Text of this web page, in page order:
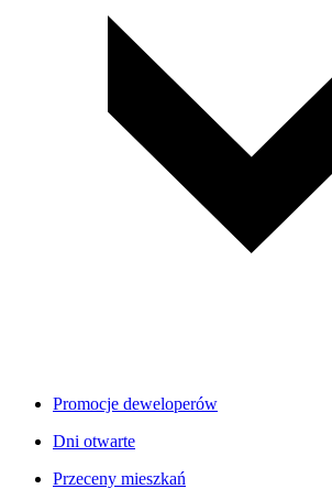
Promocje deweloperów
Dni otwarte
Przeceny mieszkań